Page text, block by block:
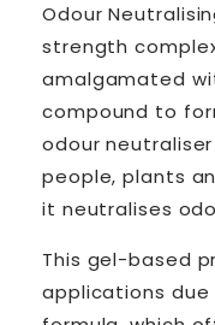
Odour
strength
amalgamated
compound to
odour
people, plants
it neutralises
This gel-based
applications